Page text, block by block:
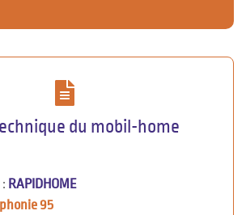
du mobil-home
RAPIDHOME
95